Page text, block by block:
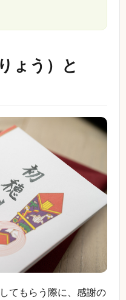
ょう）と
てもらう際に、感謝の